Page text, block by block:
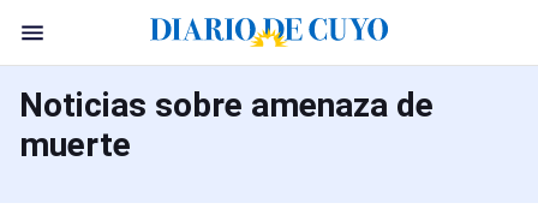
Noticias sobre amenaza de
muerte